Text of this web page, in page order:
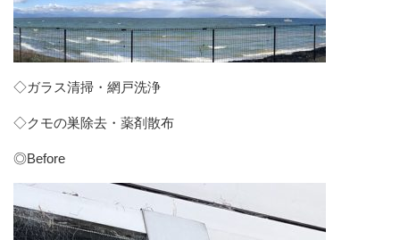
◇ガラス清掃・網戸洗浄
◇クモの巣除去・薬剤散布
◎Before